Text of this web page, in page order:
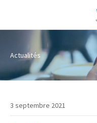
Actualités
3 septembre 2021